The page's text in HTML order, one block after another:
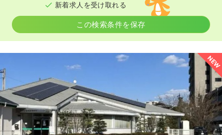
新着求人を受け取れる
この検索条件を保存
NEW